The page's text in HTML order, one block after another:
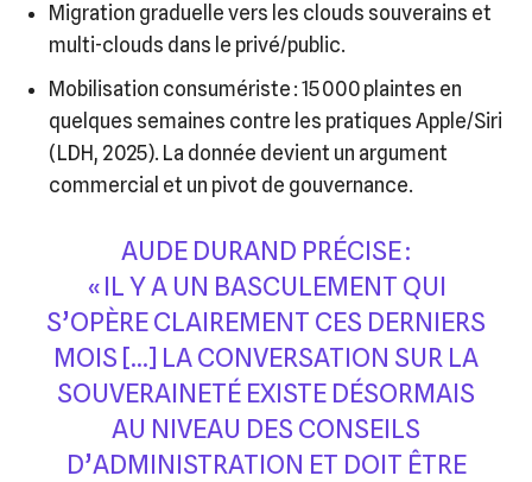
Migration graduelle vers les clouds souverains et
multi-clouds dans le privé/public.
Mobilisation consumériste : 15 000 plaintes en
quelques semaines contre les pratiques Apple/Siri
(LDH, 2025). La donnée devient un argument
commercial et un pivot de gouvernance.
AUDE DURAND PRÉCISE :
« IL Y A UN BASCULEMENT QUI
S’OPÈRE CLAIREMENT CES DERNIERS
MOIS […] LA CONVERSATION SUR LA
SOUVERAINETÉ EXISTE DÉSORMAIS
AU NIVEAU DES CONSEILS
D’ADMINISTRATION ET DOIT ÊTRE